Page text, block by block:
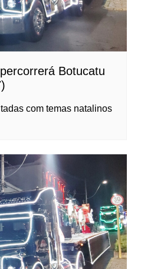
Botucatu
com temas natalinos